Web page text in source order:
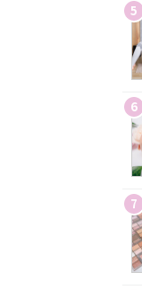
5
6
7